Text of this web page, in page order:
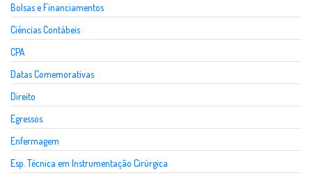
Bolsas e Financiamentos
Ciências Contábeis
CPA
Datas Comemorativas
Direito
Egressos
Enfermagem
Esp. Técnica em Instrumentação Cirúrgica